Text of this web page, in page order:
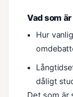
Vad som
Hur
dåligt
Det som är